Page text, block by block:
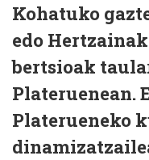
Kohatuko
edo
bertsioak
Plateruenean.
Platerueneko